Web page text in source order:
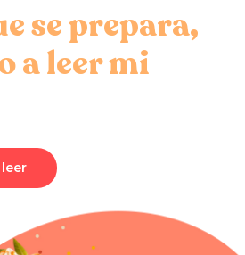
se prepara,
a leer mi